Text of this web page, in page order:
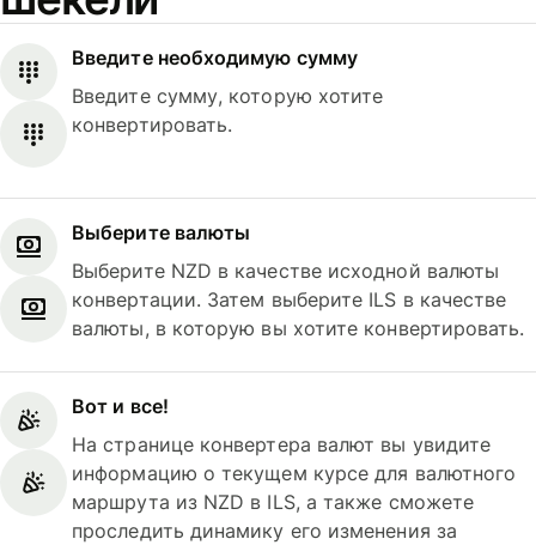
Введите необходимую сумму
Введите сумму, которую хотите
конвертировать.
Выберите валюты
Выберите NZD в качестве исходной валюты
конвертации. Затем выберите ILS в качестве
валюты, в которую вы хотите конвертировать.
Вот и все!
На странице конвертера валют вы увидите
информацию о текущем курсе для валютного
маршрута из NZD в ILS, а также сможете
проследить динамику его изменения за